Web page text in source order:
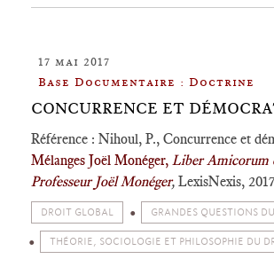
17 mai 2017
Base Documentaire : Doctrine
CONCURRENCE ET
Référence : Nihoul, P., Concurrence et
Mélanges Joël Monéger, Liber Amicorum
Professeur Joël Monéger, LexisNexis,
DROIT GLOBAL GRANDES QUESTIONS
THÉORIE, SOCIOLOGIE ET PHILOSOPHIE DU